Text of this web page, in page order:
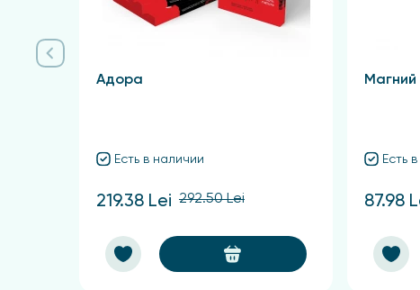
Адора
Есть в наличии
219.38 Lei 292.50 Lei
Магний
Есть
87.98